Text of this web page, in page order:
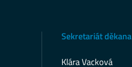
Sekretariát děkana
Klára Vacková